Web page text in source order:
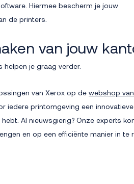
Hiermee bescherm je jouw
de printers.
van jouw
je graag verder.
van Xerox op dewebshop
iedere printomgeving een
Al nieuwsgierig? Onze experts
en op een efficiënte manier in te